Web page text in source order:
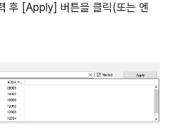
후 [Apply] 버튼을 클릭(또는 엔